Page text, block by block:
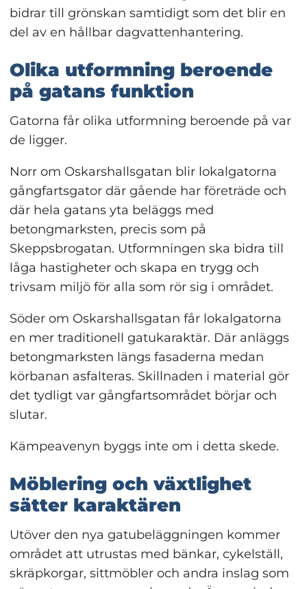
bidrar till grönskan samtidigt som det blir en
del av en hållbar dagvattenhantering.
Olika utformning beroende
på gatans funktion
Gatorna får olika utformning beroende på var
de ligger.
Norr om Oskarshallsgatan blir lokalgatorna
gångfartsgator där gående har företräde och
där hela gatans yta beläggs med
betongmarksten, precis som på
Skeppsbrogatan. Utformningen ska bidra till
låga hastigheter och skapa en trygg och
trivsam miljö för alla som rör sig i området.
Söder om Oskarshallsgatan får lokalgatorna
en mer traditionell gatukaraktär. Där anläggs
betongmarksten längs fasaderna medan
körbanan asfalteras. Skillnaden i material gör
det tydligt var gångfartsområdet börjar och
slutar.
Kämpeavenyn byggs inte om i detta skede.
Möblering och växtlighet
sätter karaktären
Utöver den nya gatubeläggningen kommer
området att utrustas med bänkar, cykelställ,
skräpkorgar, sittmöbler och andra inslag som